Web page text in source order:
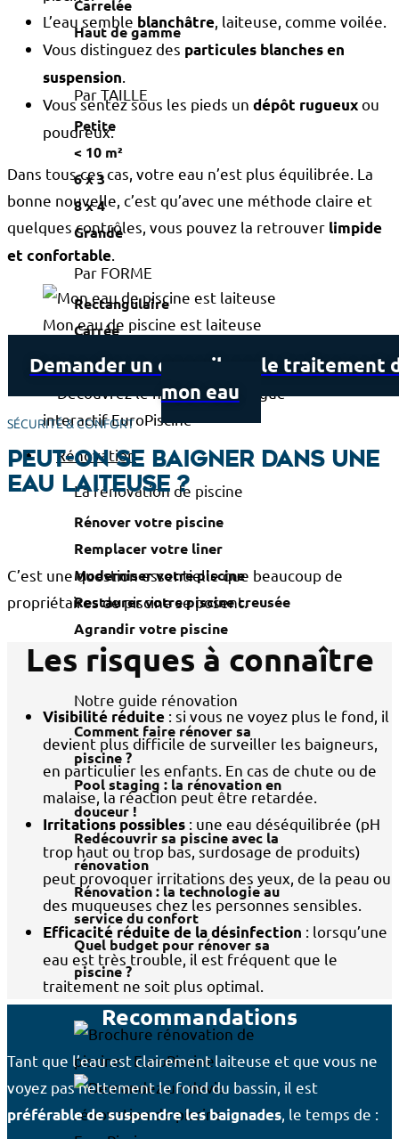
Carrelée
Haut de gamme
Par TAILLE
Petite
< 10 m²
6 x 3
8 x 4
Grande
Par FORME
Rectangulaire
Carrée
Rénovation
La rénovation de piscine
Rénover votre piscine
Remplacer votre liner
Moderniser votre piscine
Restaurer votre piscine creusée
Agrandir votre piscine
Notre guide rénovation
Comment faire rénover sa
piscine ?
Pool staging : la rénovation en
douceur !
Redécouvrir sa piscine avec la
rénovation
Rénovation : la technologie au
service du confort
Quel budget pour rénover sa
piscine ?
L’eau semble blanchâtre , laiteuse, comme voilée.
Vous distinguez des particules blanches en
suspension
Vous sentez sous les pieds un dépôt rugueuxou
poudreux.
Dans tous ces cas, votre eau n’est plus équilibrée. La
bonne nouvelle, c’est qu’avec une méthode claire et
quelques contrôles, vous pouvez la retrouver limpide
et confortable
Mon eau de piscine est laiteuse
Demander un conseil sur le traitement
mon eau
SÉCURITÉ & CONFORT
Peut-on se baigner dans une
eau laiteuse ?
C’est une question essentielle que beaucoup de
propriétaires de piscine se posent.
Les risques à connaître
Visibilité réduite : si vous ne voyez plus le fond, il
devient plus difficile de surveiller les baigneurs,
en particulier les enfants. En cas de chute ou de
malaise, la réaction peut être retardée.
Irritations possibles : une eau déséquilibrée (pH
trop haut ou trop bas, surdosage de produits)
peut provoquer irritations des yeux, de la peau ou
des muqueuses chez les personnes sensibles.
Efficacité réduite de la désinfection : lorsqu’une
eau est très trouble, il est fréquent que le
traitement ne soit plus optimal.
Recommandations
Tant que l’eau est clairement laiteuse et que vous ne
voyez pas nettement le fond du bassin, il est
préférable de suspendre les baignades , le temps de :